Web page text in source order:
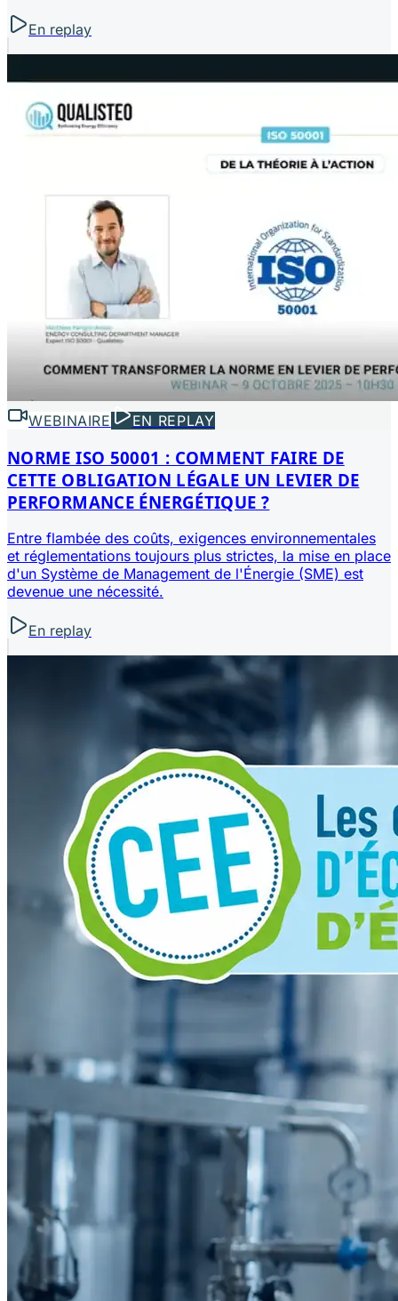
En replay
WEBINAIRE EN REPLAY
NORME ISO 50001 : COMMENT FAIRE DE
CETTE OBLIGATION LÉGALE UN LEVIER DE
PERFORMANCE ÉNERGÉTIQUE ?
Entre flambée des coûts, exigences environnementales
et réglementations toujours plus strictes, la mise en place
d'un Système de Management de l'Énergie (SME) est
devenue une nécessité.
En replay